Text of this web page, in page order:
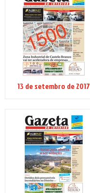
13 de setembro de 2017